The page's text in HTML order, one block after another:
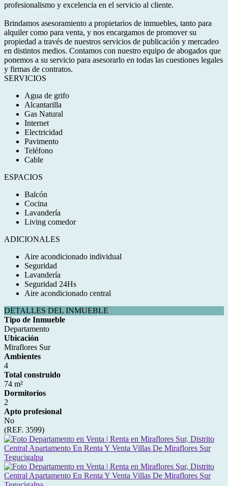
profesionalismo y excelencia en el servicio al cliente.
Brindamos asesoramiento a propietarios de inmuebles, tanto para
alquiler como para venta, y nos encargamos de promover su
propiedad a través de nuestros servicios de publicación y mercadeo
en distintos medios. Contamos con nuestro equipo de abogados que
ponemos a su servicio para asesorarlo en todas las cuestiones legales
y firmas de contratos.
SERVICIOS
Agua de grifo
Alcantarilla
Gas Natural
Internet
Electricidad
Pavimento
Teléfono
Cable
ESPACIOS
Balcón
Cocina
Lavandería
Living comedor
ADICIONALES
Aire acondicionado individual
Seguridad
Lavandería
Seguridad 24Hs
Aire acondicionado central
DETALLES DEL INMUEBLE
Tipo de Inmueble
Departamento
Ubicación
Miraflores Sur
Ambientes
4
Total construido
74 m²
Dormitorios
2
Apto profesional
No
(REF. 3599)